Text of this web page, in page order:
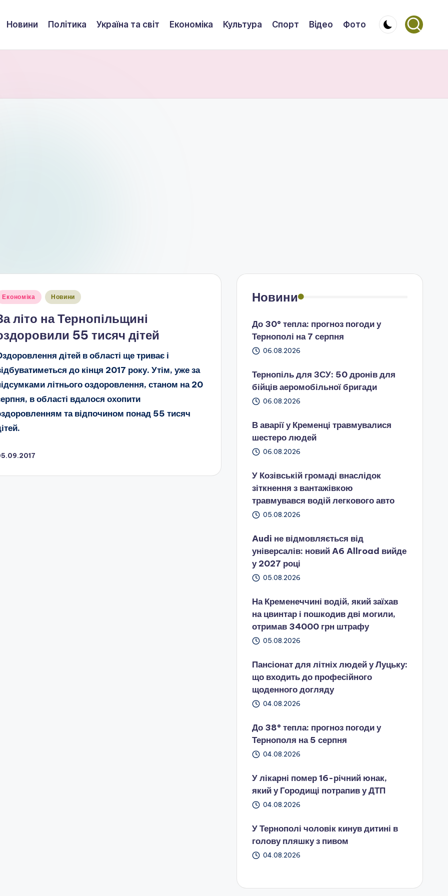
Новини Політика Україна та світ Економіка Культура Спорт Відео Фото
Економіка Новини
літо на Тернопільщині
55 тисяч дітей
дітей в області ще триває і
до кінця 2017 року. Утім, уже за
літнього оздоровлення, станом на 20
в області вдалося охопити
та відпочином понад 55 тисяч
Новини
До 30° тепла: прогноз погоди у
Тернополі на 7 серпня
06.08.2026
Тернопіль для ЗСУ: 50 дронів для
бійців аеромобільної бригади
06.08.2026
В аварії у Кременці травмувалися
шестеро людей
06.08.2026
У Козівській громаді внаслідок
зіткнення з вантажівкою
травмувався водій легкового авто
05.08.2026
Audi не відмовляється від
універсалів: новий A6 Allroad вийде
у 2027 році
05.08.2026
На Кременеччині водій, який заїхав
на цвинтар і пошкодив дві могили,
отримав 34000 грн штрафу
05.08.2026
Пансіонат для літніх людей у Луцьку:
що входить до професійного
щоденного догляду
04.08.2026
До 38° тепла: прогноз погоди у
Тернополя на 5 серпня
04.08.2026
У лікарні помер 16-річний юнак,
який у Городищі потрапив у ДТП
04.08.2026
У Тернополі чоловік кинув дитині в
голову пляшку з пивом
04.08.2026